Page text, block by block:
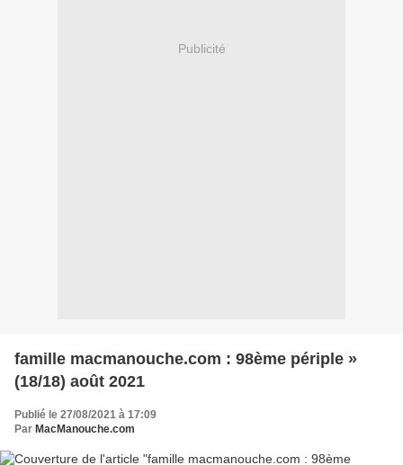
Publicité
famille macmanouche.com : 98ème périple »
(18/18) août 2021
Publié le 27/08/2021 à 17:09
Par MacManouche.com